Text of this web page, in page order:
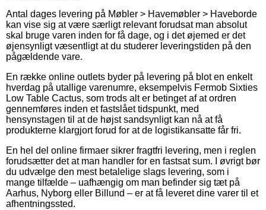
Antal dages levering på Møbler > Havemøbler > Haveborde
kan vise sig at være særligt relevant forudsat man absolut
skal bruge varen inden for få dage, og i det øjemed er det
øjensynligt væsentligt at du studerer leveringstiden på den
pågældende vare.
En række online outlets byder på levering på blot en enkelt
hverdag på utallige varenumre, eksempelvis Fermob Sixties
Low Table Cactus, som trods alt er betinget af at ordren
gennemføres inden et fastslået tidspunkt, med
hensynstagen til at de højst sandsynligt kan nå at få
produkterne klargjort forud for at de logistikansatte får fri.
En hel del online firmaer sikrer fragtfri levering, men i reglen
forudsætter det at man handler for en fastsat sum. I øvrigt bør
du udvælge den mest betalelige slags levering, som i
mange tilfælde – uafhængig om man befinder sig tæt på
Aarhus, Nyborg eller Billund – er at få leveret dine varer til et
afhentningssted.